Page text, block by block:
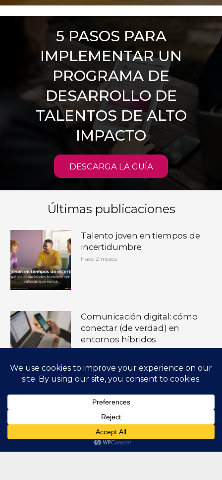
5 PASOS PARA
IMPLEMENTAR UN
PROGRAMA DE
DESARROLLO DE
TALENTOS DE ALTO
IMPACTO
DESCARGA LA GUÍA
Últimas publicaciones
Talento joven en tiempos de
incertidumbre
hace 2 meses
Comunicación digital: cómo
conectar (de verdad) en
entornos híbridos
Presentaciones de Alto
bien también es cuidar a las
personas de tu organización
hace 4 meses